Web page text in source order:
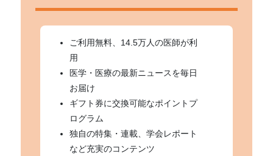
ご利用無料、14.5万人の医師が利
用
医学・医療の最新ニュースを毎日
お届け
ギフト券に交換可能なポイントプ
ログラム
独自の特集・連載、学会レポート
など充実のコンテンツ